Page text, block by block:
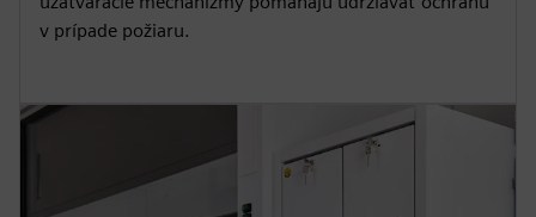
v prípade požiaru.